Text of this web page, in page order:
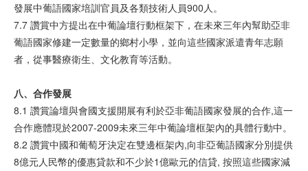
發展中葡語國家培訓官員及各類技術人員900人。
7.7 讚賞中方提出在中葡論壇行動框架下，在未來三年內幫助亞非
葡語國家修建一定數量的鄉村小學，並向這些國家派遣青年志願
者，從事醫療衛生、文化教育等活動。
八、合作發展
8.1 讚賞論壇與會國支援開展有利於亞非葡語國家發展的合作,這一
合作應體現於2007-2009未來三年中葡論壇框架內的具體行動中。
8.2 讚賞中國和葡萄牙決定在雙邊框架內,向非亞葡語國家分別提供
8億元人民幣的優惠貸款和不少於1億歐元的信貸, 按照這些國家減